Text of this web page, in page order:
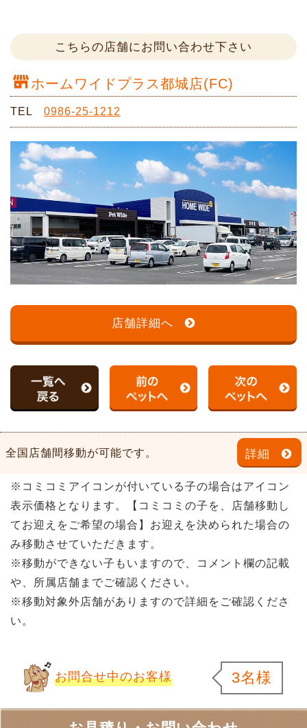
こちらの店舗にお問い合わせ下さい
ホームワイドプラス都城店(FC)
TEL 0986-25-1212
店舗詳細へ
全国店舗間移動が可能です。 詳細
※コミコミアイコンが付いている子の場合はアイコン
表示価格となります。【コミコミの子を、店舗移動し
てお迎えをご希望の場合】お迎えを決められた場合の
み移動させていただきます。
※移動ができない子もいますので、コメント欄の記載
や、所属店舗までご確認ください。
※移動対象外店舗がありますので詳細をご確認くださ
い。
お問合せ中のお客様 3名様